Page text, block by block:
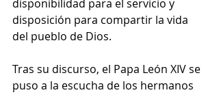
disponibilidad para el servicio y
disposición para compartir la vida
del pueblo de Dios.
Tras su discurso, el Papa León XIV se
puso a la escucha de los hermanos